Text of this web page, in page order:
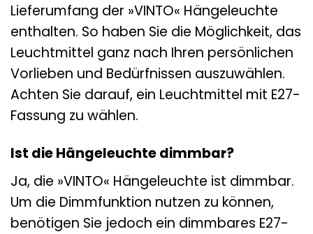
Lieferumfang der »VINTO« Hängeleuchte
enthalten. So haben Sie die Möglichkeit, das
Leuchtmittel ganz nach Ihren persönlichen
Vorlieben und Bedürfnissen auszuwählen.
Achten Sie darauf, ein Leuchtmittel mit E27-
Fassung zu wählen.
Ist die Hängeleuchte dimmbar?
Ja, die »VINTO« Hängeleuchte ist dimmbar.
Um die Dimmfunktion nutzen zu können,
benötigen Sie jedoch ein dimmbares E27-